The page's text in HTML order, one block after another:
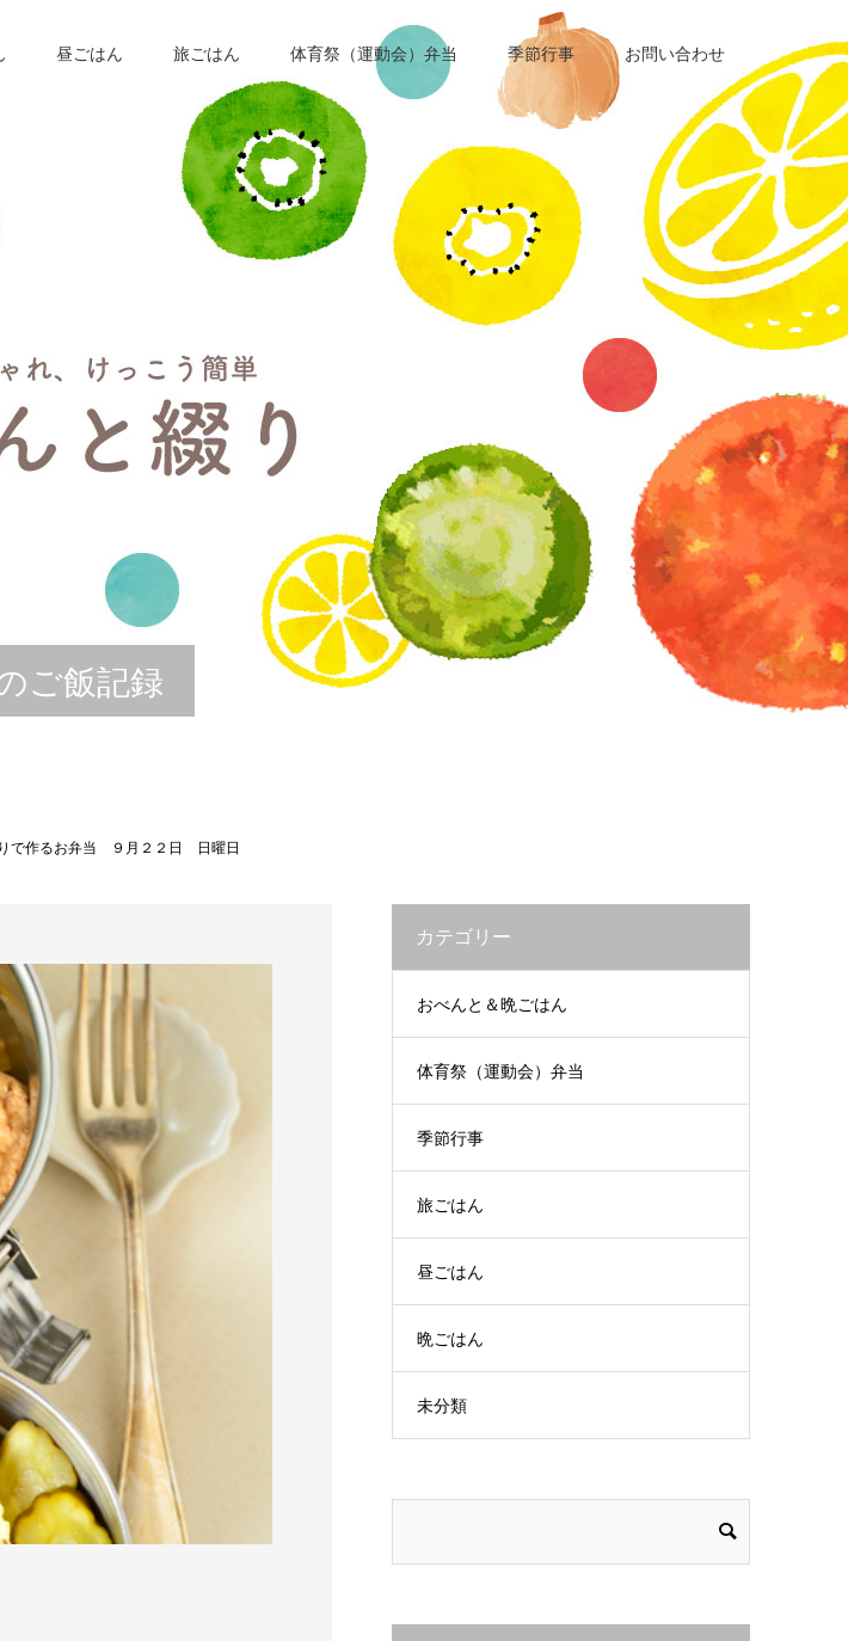
昼ごはん 旅ごはん 体育祭（運動会）弁当 季節行事 お問い合わせ
ご飯記録
で作るお弁当 ９月２２日 日曜日
カテゴリー
おべんと＆晩ごはん
体育祭（運動会）弁当
季節行事
旅ごはん
昼ごはん
晩ごはん
未分類